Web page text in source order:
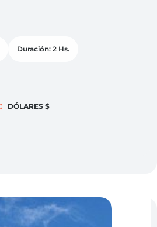
Duración: 2 Hs.
DÓLARES $